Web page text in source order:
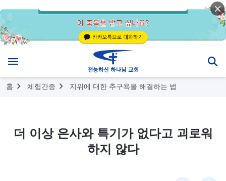
홈 체험간증 지위에 대한 추구욕을 해결하는 법
더 이상 은사와 특기가 없다고 괴로워
하지 않다